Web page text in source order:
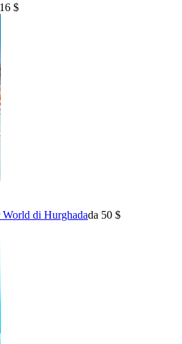
$
di Hurghadada 50 $